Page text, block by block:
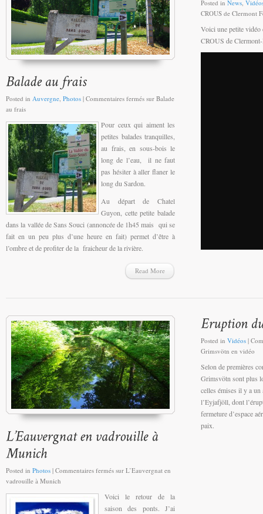
Posted in Auvergne, Photos | Commentaires fermés sur Balade
au frais
Pour ceux qui aiment les
petites balades tranquilles,
au frais, en sous-bois le
long de l’eau, il ne faut
pas hésiter à aller flaner le
long du Sardon.
Au départ de Chatel
Guyon, cette petite balade
dans la vallée de Sans Souci (annoncée de 1h45 mais qui se
fait en un peu plus d’une heure en fait) permet d’être à
l’ombre et de profiter de la fraicheur de la rivière.
Read More
Posted in News,
CROUS de Clermont
Voici une petite vidéo
CROUS de
Posted in Photos | Commentaires fermés sur L’Eauvergnat en
vadrouille à Munich
Voici le retour de la
saison des ponts. J’ai
Posted in Vidéos |
Grimsvötn en vidéo
Selon de premières
Grimsvötn sont plus
celles émises il y a
l’Eyjafjöll, dont
fermeture d’espace
paix.